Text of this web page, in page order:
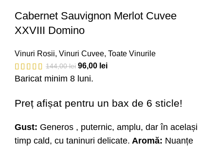
Cabernet Sauvignon Merlot Cuvee
XXVIII Domino
Vinuri Rosii, Vinuri Cuvee, Toate Vinurile
144,00lei 96,00 lei
Baricat minim 8 luni.
Preț afișat pentru un bax de 6 sticle!
Gust: Generos , puternic, amplu, dar în același
timp cald, cu taninuri delicate. Aromă: Nuanțe